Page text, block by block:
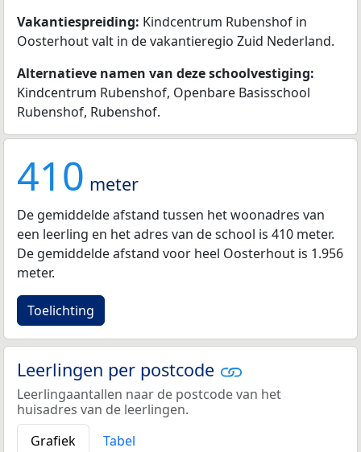
Vakantiespreiding: Kindcentrum Rubenshof in
Oosterhout valt in de vakantieregio Zuid Nederland.
Alternatieve namen van deze schoolvestiging:
Kindcentrum Rubenshof, Openbare Basisschool
Rubenshof, Rubenshof.
410 meter
De gemiddelde afstand tussen het woonadres van
een leerling en het adres van de school is 410 meter.
De gemiddelde afstand voor heel Oosterhout is 1.956
meter.
Toelichting
Leerlingen per postcode
Leerlingaantallen naar de postcode van het
huisadres van de leerlingen.
Grafiek
Tabel